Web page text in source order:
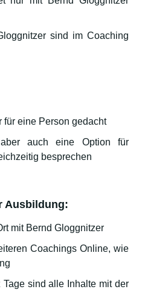
sind im Coaching
für eine Person gedacht
auch eine Option für
besprechen
Ausbildung:
mit Bernd Gloggnitzer
Coachings Online, wie
sind alle Inhalte mit der